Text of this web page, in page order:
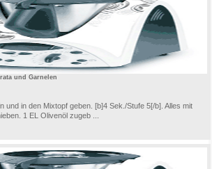
und Garnelen
und in den Mixtopf geben. [b]4 Sek./Stufe 5[/b]. Alles mit
1 EL Olivenöl zugeb ...